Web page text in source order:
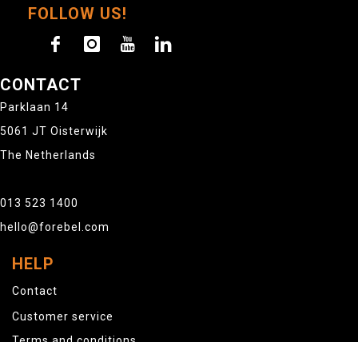
FOLLOW US!
CONTACT
Parklaan 14
5061 JT Oisterwijk
The Netherlands
013 523 1400
hello@forebel.com
HELP
Contact
Customer service